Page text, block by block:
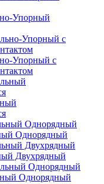
Упорный
Упорный с
Однорядный
Двухрядный
Однорядный